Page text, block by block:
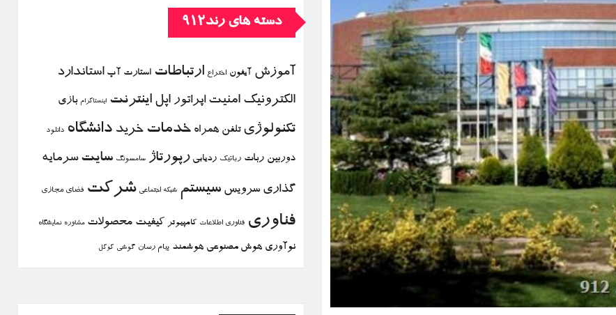
دسته های رند912
آموزش آیفون اختراع ارتباطات استارت آپ استاندارد
الكترونیك امنیت اپراتور اپل اینترنت اینستاگرام بازی
تكنولوژی تلفن همراه خدمات خرید دانشگاه دانلود
دوربین ربات رباتیك ردیابی رپورتاژ سامسونگ سایت سرمایه
گذاری سرویس سیستم شبكه اجتماعی شركت فضای مجازی
فناوری فناوری اطلاعات كامپیوتر كیفیت محصولات مشاوره نمایشگاه
نوآوری هوش مصنوعی هوشمند پیام رسان گوشی گوگل